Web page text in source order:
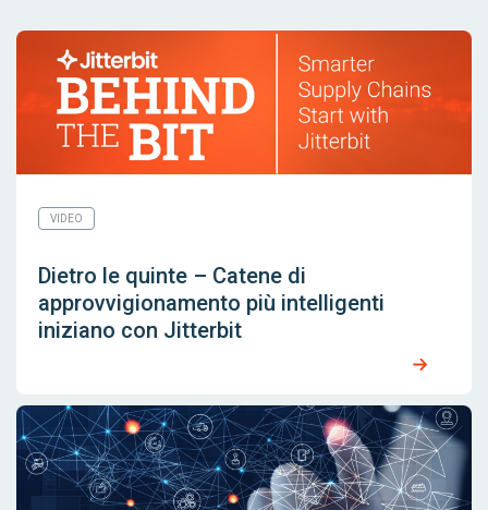
VIDEO
Dietro le quinte – Catene di
approvvigionamento più intelligenti
iniziano con Jitterbit